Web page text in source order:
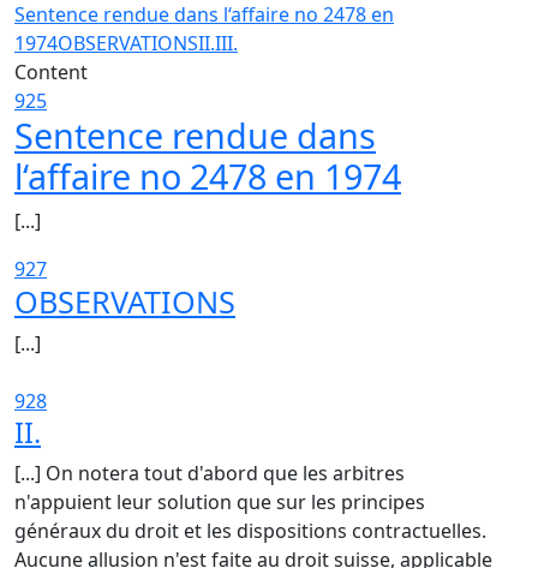
Sentence rendue dans l‘affaire no 2478 en
1974OBSERVATIONSII.III.
Content
925
Sentence rendue dans
l‘affaire no 2478 en 1974
[...]
927
OBSERVATIONS
[...]
928
II.
[...] On notera tout d'abord que les arbitres
n'appuient leur solution que sur les principes
généraux du droit et les dispositions contractuelles.
Aucune allusion n'est faite au droit suisse, applicable